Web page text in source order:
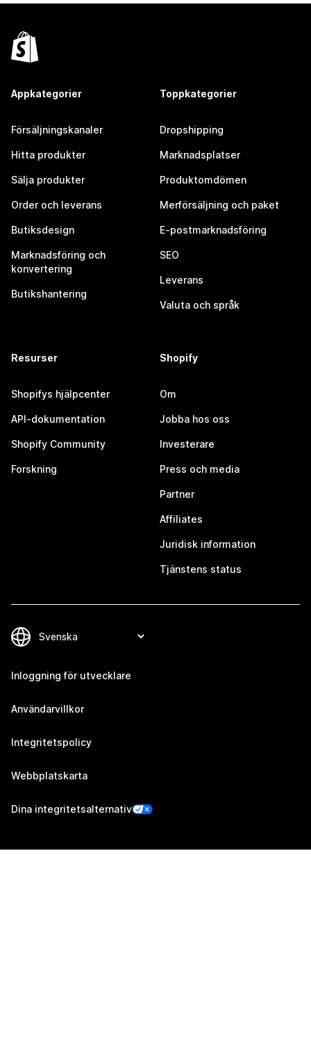
Appkategorier
Försäljningskanaler
Hitta produkter
Sälja produkter
Order och leverans
Butiksdesign
Marknadsföring och
konvertering
Butikshantering
Toppkategorier
Dropshipping
Marknadsplatser
Produktomdömen
Merförsäljning och paket
E-postmarknadsföring
SEO
Leverans
Valuta och språk
Resurser
Shopifys hjälpcenter
API-dokumentation
Shopify Community
Forskning
Shopify
Om
Jobba hos oss
Investerare
Press och media
Partner
Affiliates
Juridisk information
Tjänstens status
Inloggning för utvecklare
Användarvillkor
Integritetspolicy
Webbplatskarta
Dina integritetsalternativ